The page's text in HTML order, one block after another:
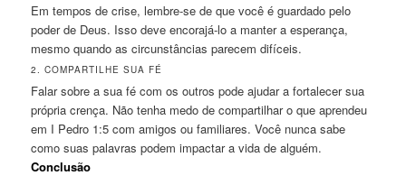
Em tempos de crise, lembre-se de que você é guardado pelo
poder de Deus. Isso deve encorajá-lo a manter a esperança,
mesmo quando as circunstâncias parecem difíceis.
2. COMPARTILHE SUA FÉ
Falar sobre a sua fé com os outros pode ajudar a fortalecer sua
própria crença. Não tenha medo de compartilhar o que aprendeu
em I Pedro 1:5 com amigos ou familiares. Você nunca sabe
como suas palavras podem impactar a vida de alguém.
Conclusão